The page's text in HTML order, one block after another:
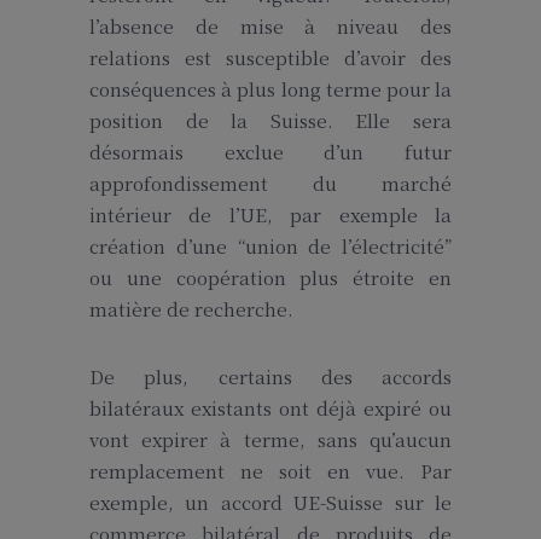
l’absence de mise à niveau des
relations est susceptible d’avoir des
conséquences à plus long terme pour la
position de la Suisse. Elle sera
désormais exclue d’un futur
approfondissement du marché
intérieur de l’UE, par exemple la
création d’une “union de l’électricité”
ou une coopération plus étroite en
matière de recherche.
De plus, certains des accords
bilatéraux existants ont déjà expiré ou
vont expirer à terme, sans qu’aucun
remplacement ne soit en vue. Par
exemple, un accord UE-Suisse sur le
commerce bilatéral de produits de